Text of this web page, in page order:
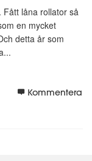
Fått låna rollator så
en mycket
detta år som
Kommentera